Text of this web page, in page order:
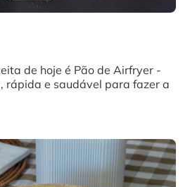
de hoje é Pão de Airfryer -
rápida e saudável para fazer a